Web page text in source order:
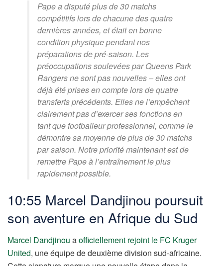
Pape a disputé plus de 30 matchs
compétitifs lors de chacune des quatre
dernières années, et était en bonne
condition physique pendant nos
préparations de pré-saison. Les
préoccupations soulevées par Queens Park
Rangers ne sont pas nouvelles – elles ont
déjà été prises en compte lors de quatre
transferts précédents. Elles ne l’empêchent
clairement pas d’exercer ses fonctions en
tant que footballeur professionnel, comme le
démontre sa moyenne de plus de 30 matchs
par saison. Notre priorité maintenant est de
remettre Pape à l’entraînement le plus
rapidement possible.
10:55 Marcel Dandjinou poursuit
son aventure en Afrique du Sud
Marcel Dandjinou aofficiellement rejoint le FC Kruger
United, une équipe de deuxième division sud-africaine.